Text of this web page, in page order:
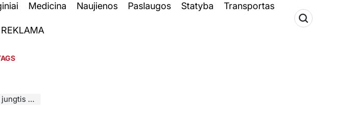
Medicina Naujienos Paslaugos Statyba Transportas
REKLAMA
peizaže